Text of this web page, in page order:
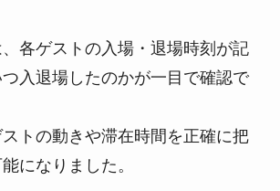
各ゲストの入場・退場時刻が記
入退場したのかが一目で確認で
トの動きや滞在時間を正確に把
になりました。